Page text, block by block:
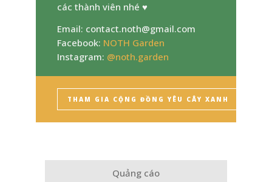
các thành viên nhé ♥
Email: contact.noth@gmail.com
Facebook: NOTH Garden
Instagram: @noth.garden
THAM GIA CỘNG ĐỒNG YÊU CÂY XANH
Quảng cáo